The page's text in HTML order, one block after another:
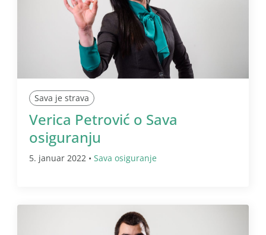
Sava je strava
Verica Petrović o Sava
osiguranju
5. januar 2022 • Sava osiguranje